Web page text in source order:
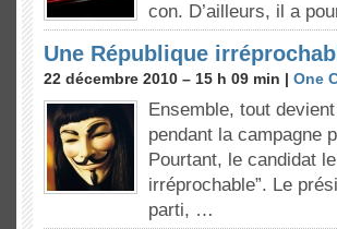
con. D’ailleurs, il a
Une République
22 décembre 2010 – 15 h 09 min | One
Ensemble, tout
pendant la campagne
Pourtant, le candidat
irréprochable”. Le
parti, …